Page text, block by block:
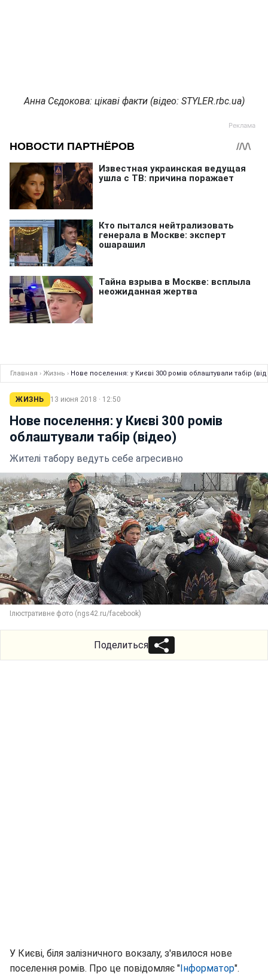
Анна Сєдокова: цікаві факти (відео: STYLER.rbc.ua)
Главная › Жизнь › Нове поселення: у Києві 300 ромів облаштували табір
ЖИЗНЬ 13 июня 2018 · 12:50
Нове поселення: у Києві 300 ромів
облаштували табір (відео)
Жителі табору ведуть себе агресивно
Ілюстративне фото (ngs42.ru/facebook)
Поделиться
У Києві, біля залізничного вокзалу, з'явилося нове
поселення ромів. Про це повідомляє " Інформатор".